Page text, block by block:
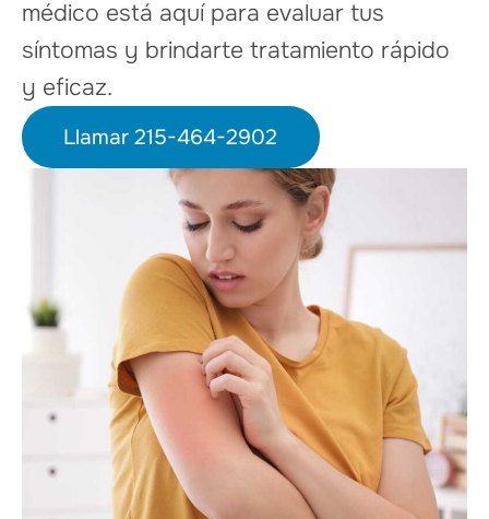
médico está aquí para evaluar tus
síntomas y brindarte tratamiento rápido
y eficaz.
Llamar 215-464-2902